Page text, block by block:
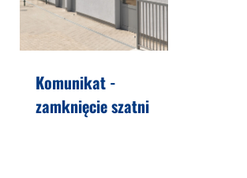
Komunikat -
zamknięcie szatni